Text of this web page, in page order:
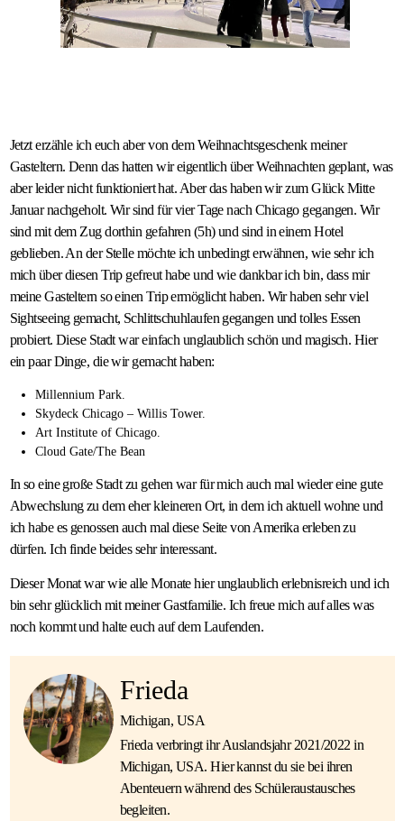
Jetzt erzähle ich euch aber von dem Weihnachtsgeschenk meiner
Gasteltern. Denn das hatten wir eigentlich über Weihnachten geplant, was
aber leider nicht funktioniert hat. Aber das haben wir zum Glück Mitte
Januar nachgeholt. Wir sind für vier Tage nach Chicago gegangen. Wir
sind mit dem Zug dorthin gefahren (5h) und sind in einem Hotel
geblieben. An der Stelle möchte ich unbedingt erwähnen, wie sehr ich
mich über diesen Trip gefreut habe und wie dankbar ich bin, dass mir
meine Gasteltern so einen Trip ermöglicht haben. Wir haben sehr viel
Sightseeing gemacht, Schlittschuhlaufen gegangen und tolles Essen
probiert. Diese Stadt war einfach unglaublich schön und magisch. Hier
ein paar Dinge, die wir gemacht haben:
Millennium Park.
Skydeck Chicago – Willis Tower.
Art Institute of Chicago.
Cloud Gate/The Bean
In so eine große Stadt zu gehen war für mich auch mal wieder eine gute
Abwechslung zu dem eher kleineren Ort, in dem ich aktuell wohne und
ich habe es genossen auch mal diese Seite von Amerika erleben zu
dürfen. Ich finde beides sehr interessant.
Dieser Monat war wie alle Monate hier unglaublich erlebnisreich und ich
bin sehr glücklich mit meiner Gastfamilie. Ich freue mich auf alles was
noch kommt und halte euch auf dem Laufenden.
Frieda
Michigan, USA
Frieda verbringt ihr Auslandsjahr 2021/2022 in
Michigan, USA. Hier kannst du sie bei ihren
Abenteuern während des Schüleraustausches
begleiten.